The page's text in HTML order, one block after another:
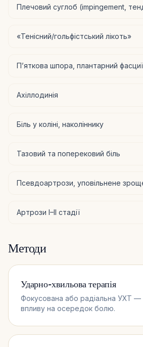
Плечовий суглоб (impingement,
«Тенісний/гольфістський лікоть»
П’яткова шпора, плантарний
Ахіллодинія
Біль у коліні, наколіннику
Тазовий та поперековий біль
Псевдоартрози, уповільнене
Артрози I–II стадії
Методи
Ударно-хвильова терапія
Фокусована або радіальна УХТ —
впливу на осередок болю.